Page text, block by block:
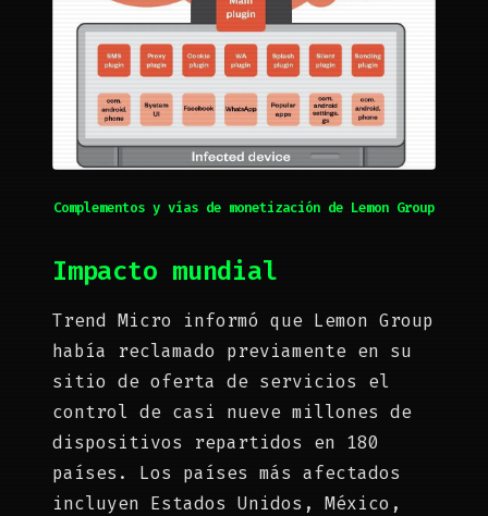
Complementos y vías de monetización de Lemon Group
Impacto mundial
Trend Micro informó que Lemon Group
había reclamado previamente en su
sitio de oferta de servicios el
control de casi nueve millones de
dispositivos repartidos en 180
países. Los países más afectados
incluyen Estados Unidos, México,